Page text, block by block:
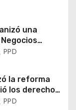
una
PPD
la reforma
los derechos
PPD